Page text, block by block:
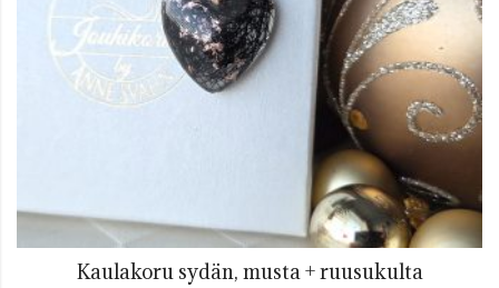
Kaulakoru sydän, musta + ruusukulta